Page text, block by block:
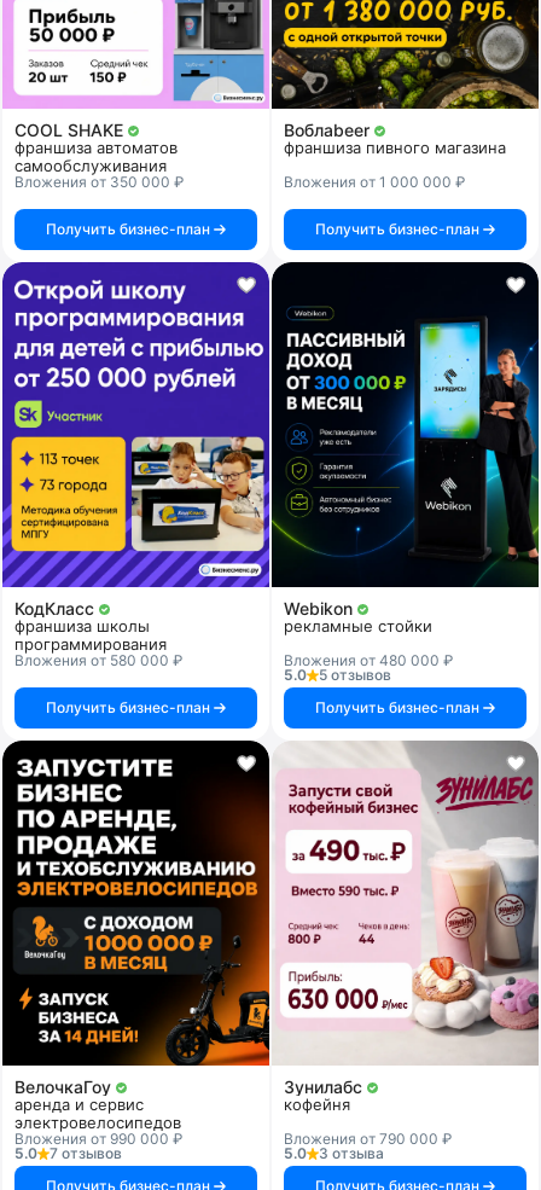
COOL SHAKE
франшиза автоматов
самообслуживания
Вложения от 350 000 ₽
Получить бизнес-план
Воблаbeer
франшиза пивного магазина
Вложения от 1 000 000 ₽
Получить бизнес-план
КодКласс
франшиза школы
программирования
Вложения от 580 000 ₽
Получить бизнес-план
Webikon
рекламные стойки
Вложения от 480 000 ₽
5.0
5 отзывов
Получить бизнес-план
ВелочкаГоу
аренда и сервис
электровелосипедов
Вложения от 990 000 ₽
5.0
7 отзывов
Получить бизнес-план
Зунилабс
кофейня
Вложения от 790 000 ₽
5.0
3 отзыва
Получить бизнес-план